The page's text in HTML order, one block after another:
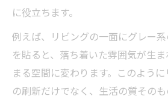
に役立ちます。
例えば、リビングの一面にグレー
を貼ると、落ち着いた雰囲気が生
まる空間に変わります。このよう
の刷新だけでなく、生活の質その